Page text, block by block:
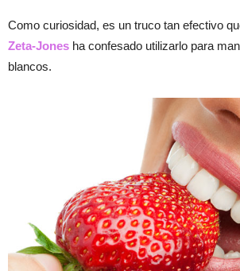
Como curiosidad, es un truco tan efectivo
Zeta-Jones ha confesado utilizarlo para
blancos.